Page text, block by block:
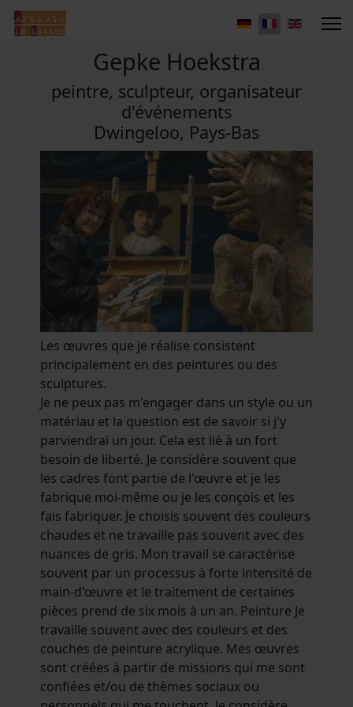
Gepke Hoekstra
peintre, sculpteur, organisateur
d'événements
Dwingeloo, Pays-Bas
Les œuvres que je réalise consistent
principalement en des peintures ou des
sculptures.
Je ne peux pas m'engager dans un style ou un
matériau et la question est de savoir si j'y
parviendrai un jour. Cela est lié à un fort
besoin de liberté. Je considère souvent que
les cadres font partie de l'œuvre et je les
fabrique moi-même ou je les conçois et les
fais fabriquer. Je choisis souvent des couleurs
chaudes et ne travaille pas souvent avec des
nuances de gris. Mon travail se caractérise
souvent par un processus à forte intensité de
main-d'œuvre et le traitement de certaines
pièces prend de six mois à un an. Peinture Je
travaille souvent avec des couleurs et des
couches de peinture acrylique. Mes œuvres
sont créées à partir de missions qui me sont
confiées et/ou de thèmes sociaux ou